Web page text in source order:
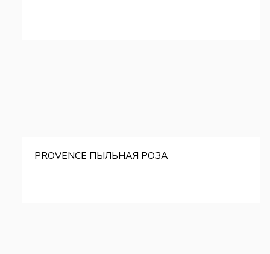
PROVENCE ПЫЛЬНАЯ РОЗА